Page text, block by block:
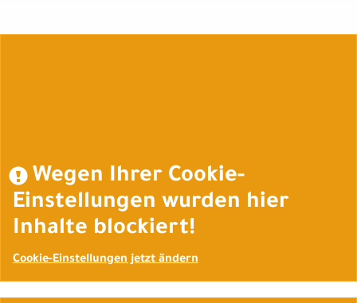
Wegen Ihrer Cookie-
Einstellungen wurden hier
Inhalte blockiert!
Cookie-Einstellungen jetzt ändern